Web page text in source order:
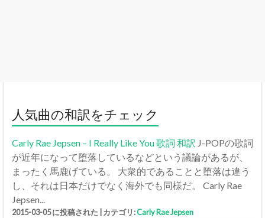
人気曲の和訳をチェック
Carly Rae Jepsen – I Really Like You 歌詞 和訳 J-POPの歌詞
が近年になって堕落しているなどという議論があるが、
まったく馬鹿げている。 大衆的であることと堕落は違う
し、それは日本だけでなく海外でも同様だ。 Carly Rae
Jepsen...
2015-03-05 に投稿された カテゴリ:Carly Rae Jepsen